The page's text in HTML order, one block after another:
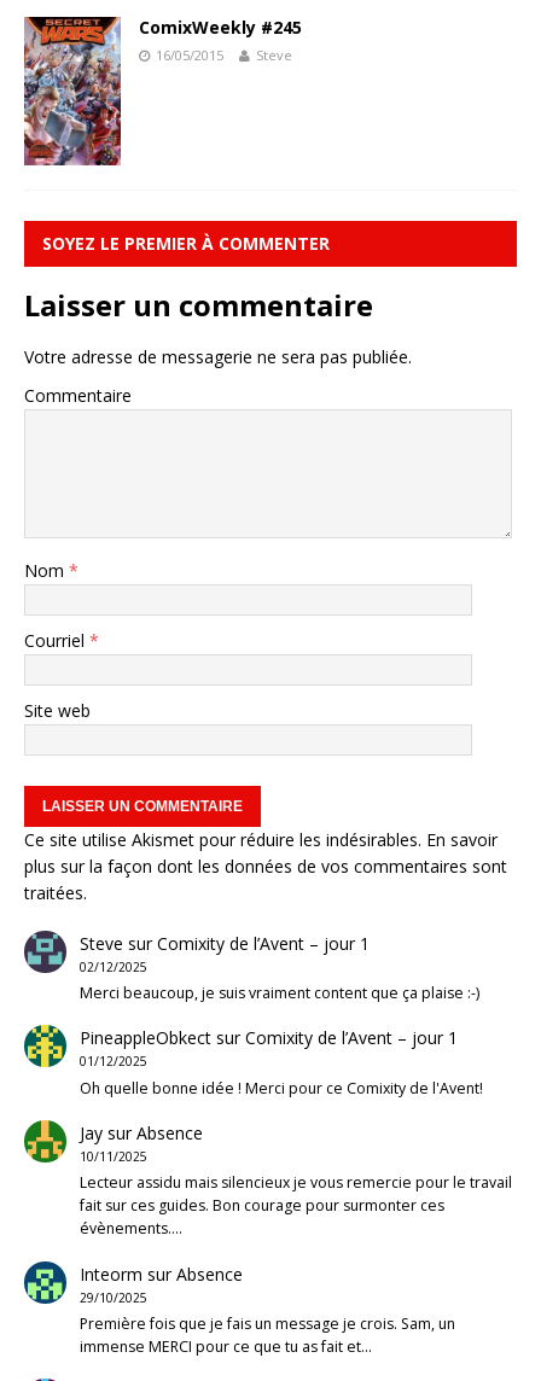
ComixWeekly #245
16/05/2015 Steve
SOYEZ LE PREMIER À COMMENTER
Laisser un commentaire
Votre adresse de messagerie ne sera pas publiée.
Commentaire
Nom *
Courriel *
Site web
Ce site utilise Akismet pour réduire les indésirables. En savoir
plus sur la façon dont les données de vos commentaires sont
traitées.
Steve surComixity de l’Avent – jour 1
02/12/2025
Merci beaucoup, je suis vraiment content que ça plaise :-)
PineappleObkectsurComixity de l’Avent – jour 1
01/12/2025
Oh quelle bonne idée ! Merci pour ce Comixity de l'Avent!
JaysurAbsence
10/11/2025
Lecteur assidu mais silencieux je vous remercie pour le travail
fait sur ces guides. Bon courage pour surmonter ces
évènements.…
Inteorm surAbsence
29/10/2025
Première fois que je fais un message je crois. Sam, un
immense MERCI pour ce que tu as fait et…